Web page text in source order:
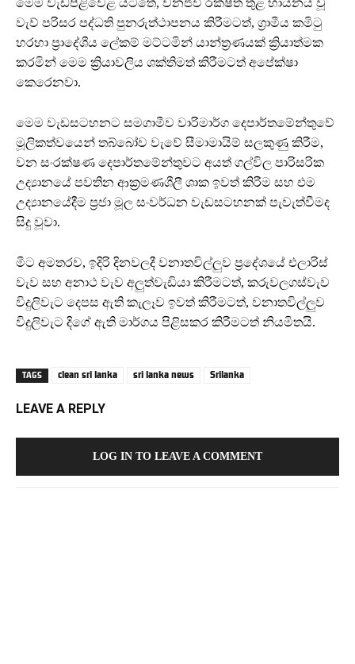
වැව් පරිසර පද්ධති පුනරුත්ථාපනය කිරීමටත්, ග්‍රාමීය කමිටු
හරහා ප්‍රාදේශීය ලේකම් මට්ටමින් යාන්ත්‍රණයක් ක්‍රියාත්මක
කරමින් මෙම ක්‍රියාවලිය ශක්තිමත් කිරීමටත් අපේක්ෂා
කෙරෙනවා.
මෙම වැඩසටහනට සමගාමීව වාරිමාර්ග දෙපාර්තමේන්තුවේ
මූලිකත්වයෙන් තබ්බෝව වැවේ සීමාමායිම් සලකුණු කිරීම,
වන සංරක්ෂණ දෙපාර්තමේන්තුවට අයත් ගල්විල පාරිසරික
උද්‍යානයේ පවතින ආක්‍රමණශීලී ශාක ඉවත් කිරීම සහ එම
උද්‍යානයේදීම ප්‍රජා මූල සංවර්ධන වැඩසටහනක් පැවැත්වීමද
සිදු වූවා.
මීට අමතරව, ඉදිරි දිනවලදී වනාතවිල්ලුව ප්‍රදේශයේ එලාරිස්
වැව සහ අනාථ වැව අලුත්වැඩියා කිරීමටත්, කරුවලගස්වැව
විදුලිවැට දෙපස ඇති කැලෑව ඉවත් කිරීමටත්, වනාතවිල්ලුව
විදුලිවැට දිගේ ඇති මාර්ගය පිළිසකර කිරීමටත් නියමිතයි.
TAGS clean sri lanka sri lanka news Srilanka
LEAVE A REPLY
LOG IN TO LEAVE A COMMENT